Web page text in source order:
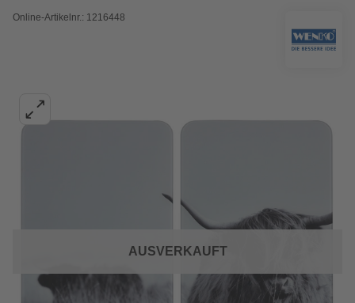
Online-Artikelnr.: 1216448
AUSVERKAUFT